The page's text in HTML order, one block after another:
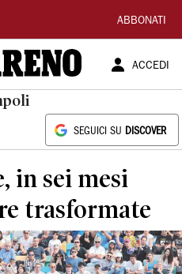
ABBONATI
ACCEDI
SEGUICI SU DISCOVER
in sei mesi
trasformate